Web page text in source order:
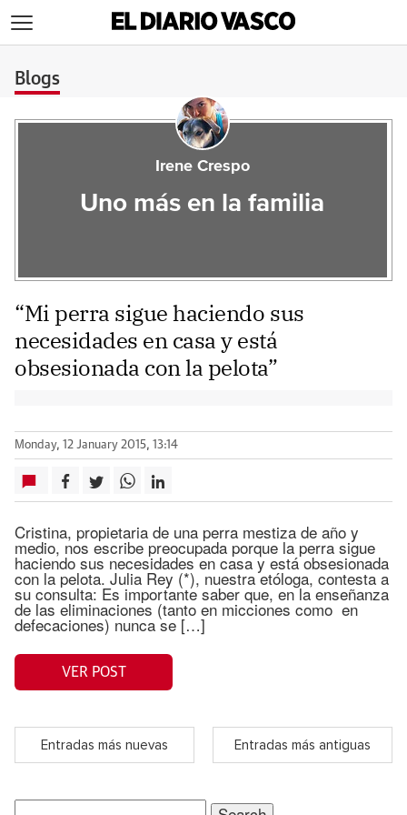
Blogs
Irene Crespo
Uno más en la familia
“Mi perra sigue haciendo sus
necesidades en casa y está
obsesionada con la pelota”
Monday, 12 January 2015, 13:14
Cristina, propietaria de una perra mestiza de año y
medio, nos escribe preocupada porque la perra sigue
haciendo sus necesidades en casa y está obsesionada
con la pelota. Julia Rey (*), nuestra etóloga, contesta a
su consulta: Es importante saber que, en la enseñanza
de las eliminaciones (tanto en micciones como en
defecaciones) nunca se […]
VER POST
Entradas más nuevas Entradas más antiguas
Search